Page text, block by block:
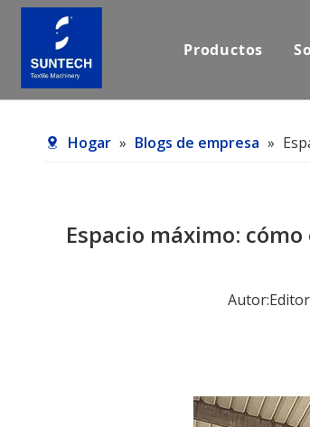
Productos
Hogar » Blogs de empresa »
Espacio máximo: